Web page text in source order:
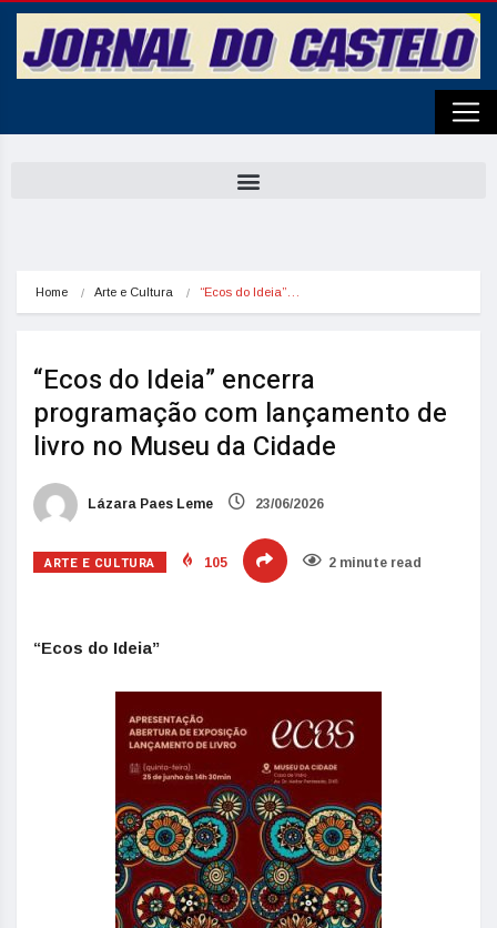
Home Arte e Cultura “Ecos do Ideia”…
“Ecos do Ideia” encerra
programação com lançamento de
livro no Museu da Cidade
Lázara Paes Leme 23/06/2026
ARTE E CULTURA 105 2 minute read
“Ecos do Ideia”